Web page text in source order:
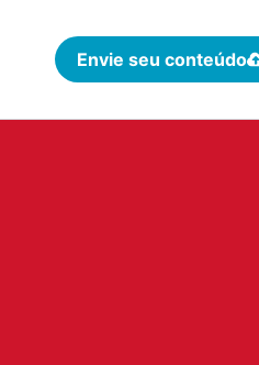
Envie seu conteúdo